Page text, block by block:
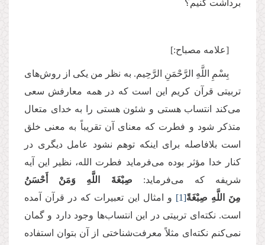
برداشت کنیم؟
[علامه مصباح:]
بِسْمِ اللَّهِ الرَّحْمَنِ الرَّحِيم. به نظر من یکی از روش‌های
تربیتی قرآن کریم این است که در همه معارفش سعی
می‌کند انتساب هستی و شئون هستی را به خدای متعال
متذکر شود و فطرت که معنای آن تقریباً به معنی خلق
است بلافاصله برای اینکه توهم نشود عامل دیگری در
کنار خدا مؤثر بوده می‌فرماید فطرت الله، نظیر این آیه
شریفه که می‌فرماید: صِبْغَةَ اللَّهِ
وَمَنْ أَحْسَنُ
مِنَ
اللَّهِ صِبْغَةً[1] و امثال این تعبیرات که در قرآن آمده
است. نکته‌ای تربیتی در این انتساب‌ها وجود دارد و گمان
نمی‌کنم نکته‌ای مثلاً معرفت‌شناختی از آن بتوان استفاده